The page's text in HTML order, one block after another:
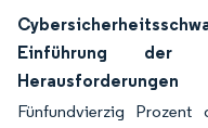
Einführung der
Herausforderungen
Fünfundvierzig Prozent